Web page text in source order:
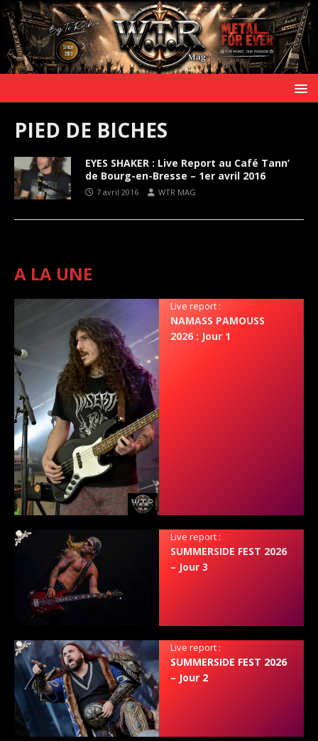
PIED DE BICHES
EYES SHAKER : Live Report au Café Tann’
de Bourg-en-Bresse – 1er avril 2016
7 avril 2016 WTR MAG
A LA UNE
Live report :
NAMASS PAMOUSS
2026 : Jour 1
Live report :
SUMMERSIDE FEST 2026
– Jour 3
Live report :
SUMMERSIDE FEST 2026
– Jour 2